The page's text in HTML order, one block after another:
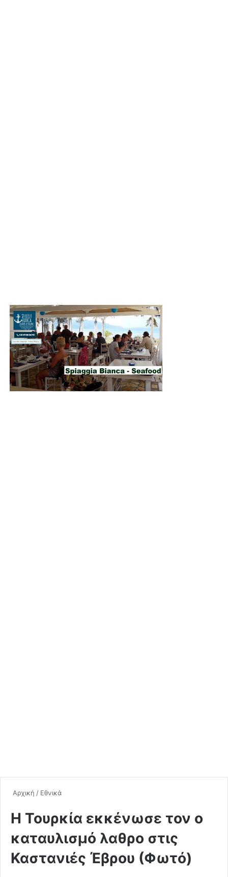
Αρχική / Εθνικά
Η Τουρκία εκκένωσε τον ο
καταυλισμό λαθρο στις
Καστανιές Έβρου (Φωτό)